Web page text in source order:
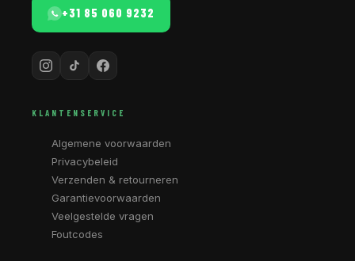
+31 85 060 9232
KLANTENSERVICE
Algemene voorwaarden
Privacybeleid
Verzenden & retourneren
Garantievoorwaarden
Veelgestelde vragen
Foutcodes